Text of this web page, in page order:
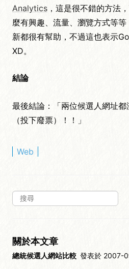
Analytics ，這是很不錯的方法
麼有興趣、流量、瀏覽方式等
新都很有幫助，不過這也表示
XD。
結論
最後結論：「兩位候選人網址
（投下廢票）！！」
Web
關於本文章
總統候選人網站比較 發表於 2007-